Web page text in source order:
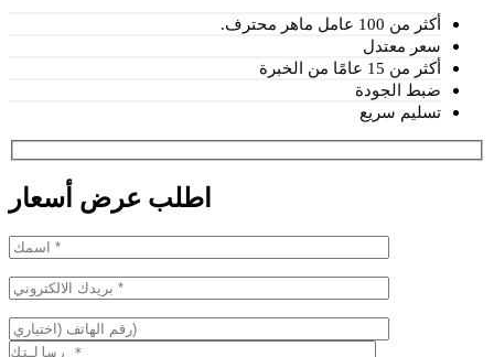
أكثر من 100 عامل ماهر محترف.
سعر معتدل
أكثر من 15 عامًا من الخبرة
ضبط الجودة
تسليم سريع
اطلب عرض أسعار